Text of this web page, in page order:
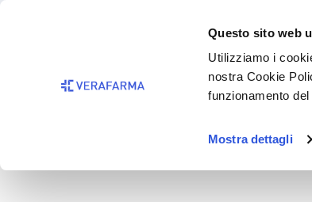
Questo sito web
Utilizziamo i
nostra Cookie
funzionamento del
Mostra dettagli
Passa alla navigazione principale
BIOKERATIN ACH8